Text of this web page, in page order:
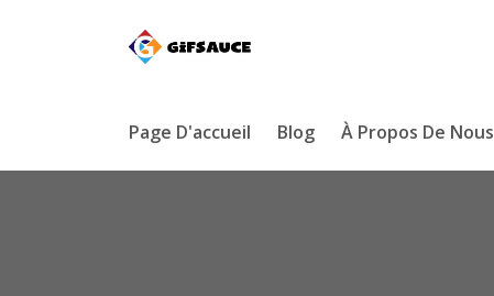
Page D'accueil Blog À Propos De Nous